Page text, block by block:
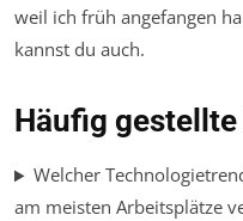
weil ich früh angefangen
kannst du auch.
Häufig gestellte
Welcher
am meisten Arbeitsplätze